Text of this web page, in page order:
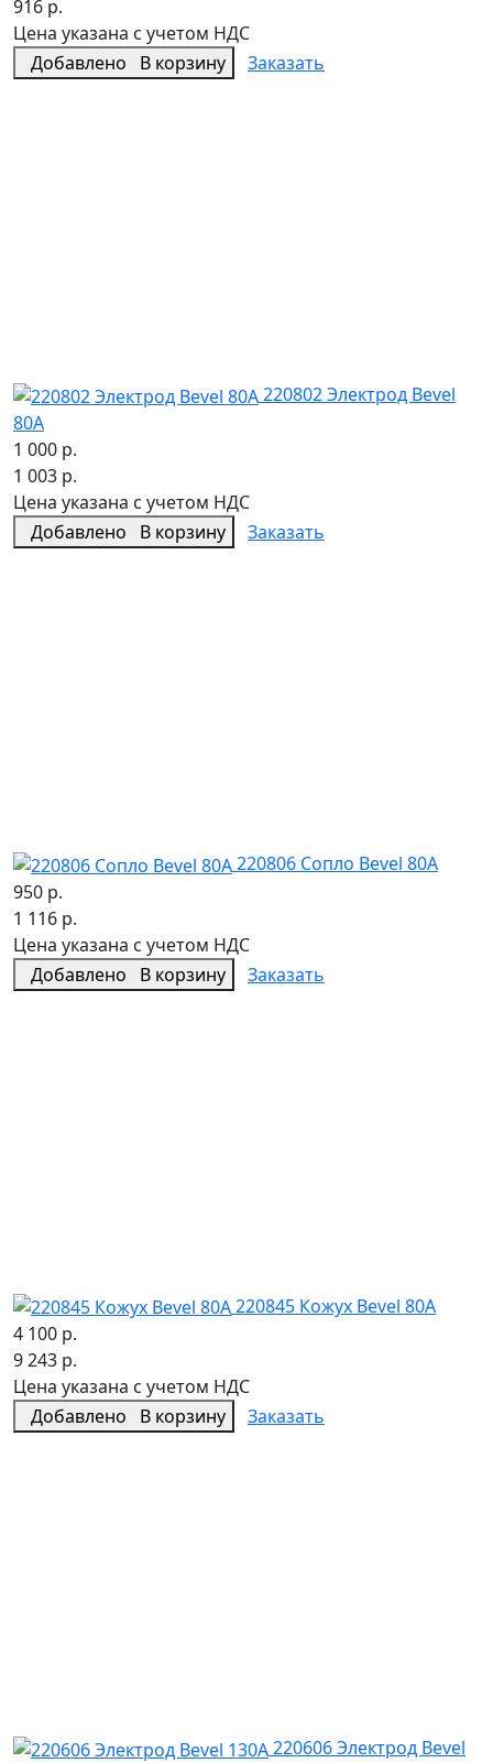
916 р.
Цена указана с учетом НДС
Добавлено
В корзину Заказать
220802 Электрод Bevel
80A
1 000 р.
1 003 р.
Цена указана с учетом НДС
Добавлено
В корзину Заказать
220806 Сопло Bevel 80A
950 р.
1 116 р.
Цена указана с учетом НДС
Добавлено
В корзину Заказать
220845 Кожух Bevel 80A
4 100 р.
9 243 р.
Цена указана с учетом НДС
Добавлено
В корзину Заказать
220606 Электрод Bevel